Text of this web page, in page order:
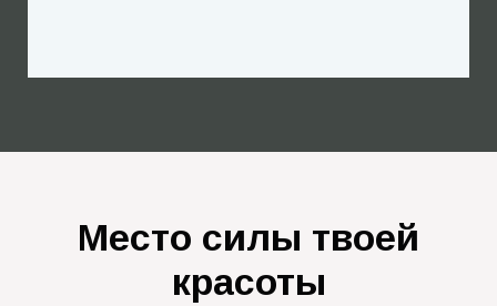
Место силы твоей
красоты